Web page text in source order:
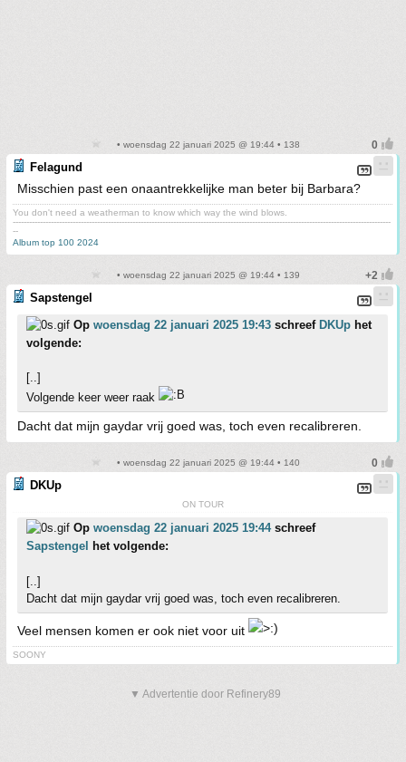
• woensdag 22 januari 2025 @ 19:44 • 138
Felagund
Misschien past een onaantrekkelijke man beter bij Barbara?
You don't need a weatherman to know which way the wind blows.
-------------------------------------------------------------------------------------------------------------------------------------------
--
Album top 100 2024
• woensdag 22 januari 2025 @ 19:44 • 139
Sapstengel
Op woensdag 22 januari 2025 19:43 schreef DKUp het
volgende:
[..]
Volgende keer weer raak
Dacht dat mijn gaydar vrij goed was, toch even recalibreren.
• woensdag 22 januari 2025 @ 19:44 • 140
DKUp
ON TOUR
Op woensdag 22 januari 2025 19:44schreef
Sapstengel
het volgende:
[..]
Dacht dat mijn gaydar vrij goed was, toch even recalibreren.
Veel mensen komen er ook niet voor uit
SOONY
▼ Advertentie door Refinery89